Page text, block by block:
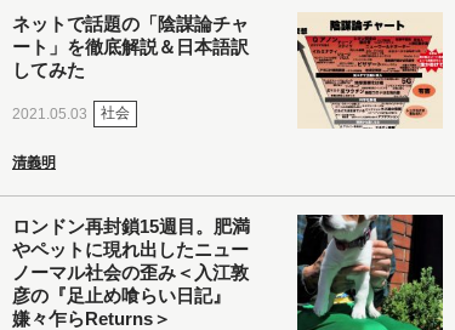
ネットで話題の「陰謀論チャ
ート」を徹底解説＆日本語訳
してみた
2021.05.03 社会
清義明
ロンドン再封鎖15週目。肥満
やペットに現れ出したニュー
ノーマル社会の歪み＜入江敦
彦の『足止め喰らい日記』
嫌々乍らReturns＞